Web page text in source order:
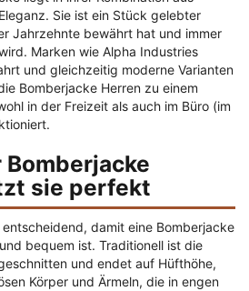
Sie ist ein Stück gelebter
Jahrzehnte bewährt hat und immer
Marken wie Alpha Industries
und gleichzeitig moderne Varianten
Bomberjacke Herren zu einem
in der Freizeit als auch im Büro (im
sie perfekt
damit eine Bomberjacke
bequem ist. Traditionell ist die
und endet auf Hüfthöhe,
Körper und Ärmeln, die in engen